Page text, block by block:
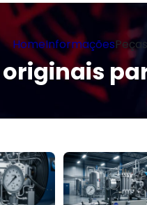
HomeInformações
originais